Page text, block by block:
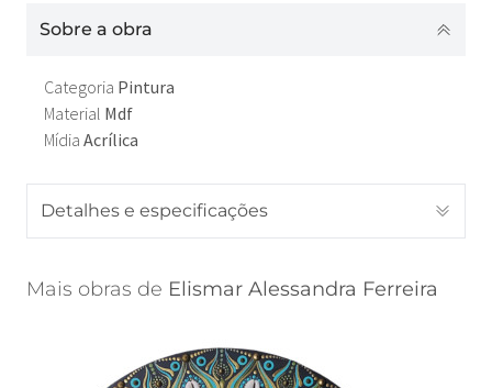
Sobre a obra
Categoria Pintura
Material Mdf
Mídia Acrílica
Detalhes e especificações
Mais obras de Elismar Alessandra Ferreira